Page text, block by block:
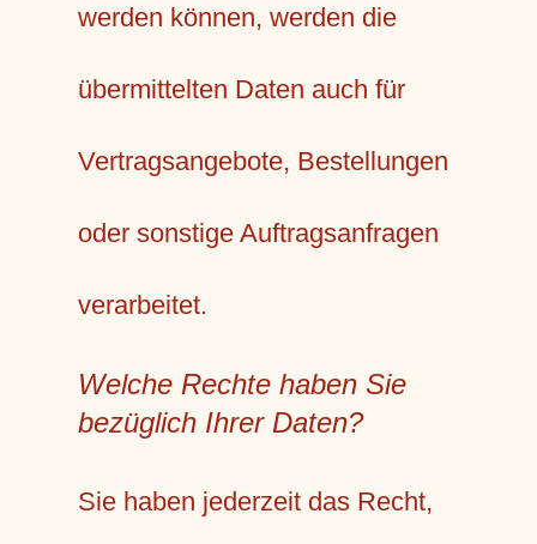
werden können, werden die
übermittelten Daten auch für
Vertragsangebote, Bestellungen
oder sonstige Auftragsanfragen
verarbeitet.
Welche Rechte haben Sie
bezüglich Ihrer Daten?
Sie haben jederzeit das Recht,